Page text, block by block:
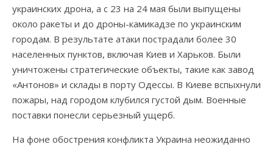
украинских дрона, а с 23 на 24 мая были выпущены
около ракеты и до дроны-камикадзе по украинским
городам. В результате атаки пострадали более 30
населенных пунктов, включая Киев и Харьков. Были
уничтожены стратегические объекты, такие как завод
«Антонов» и склады в порту Одессы. В Киеве вспыхнули
пожары, над городом клубился густой дым. Военные
поставки понесли серьезный ущерб.
На фоне обострения конфликта Украина неожиданно